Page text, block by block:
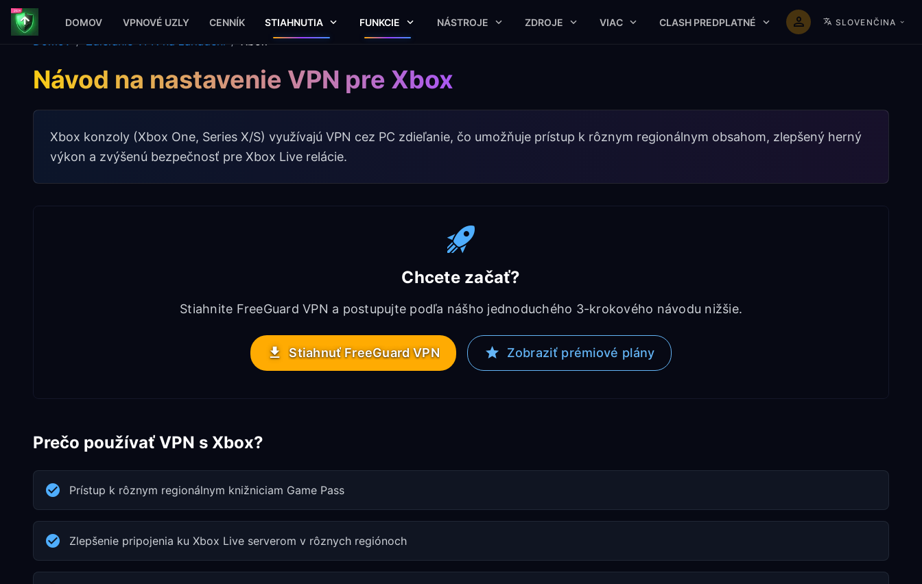
DOMOV VPNOVÉ UZLY CENNÍK STIAHNUTIA FUNKCIE NÁSTROJE ZDROJE VIAC CLASH PREDPLATNÉ SLOVENČINA
Domov / Zdieľanie VPN na zariadení / Xbox
Návod na nastavenie VPN pre Xbox
Xbox konzoly (Xbox One, Series X/S) využívajú VPN cez PC zdieľanie, čo umožňuje prístup k rôznym regionálnym obsahom, zlepšený herný
výkon a zvýšenú bezpečnosť pre Xbox Live relácie.
Chcete začať?
Stiahnite FreeGuard VPN a postupujte podľa nášho jednoduchého 3-krokového návodu nižšie.
Stiahnuť FreeGuard VPN Zobraziť prémiové plány
Prečo používať VPN s Xbox?
Prístup k rôznym regionálnym knižniciam Game Pass
Zlepšenie pripojenia ku Xbox Live serverom v rôznych regiónoch